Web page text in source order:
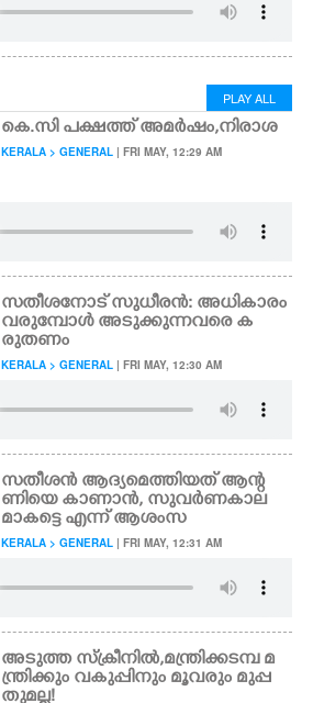
PLAY ALL
കെ.സി പക്ഷത്ത് അമർഷം,നിരാശ
KERALA > GENERAL | FRI MAY, 12:29 AM
സതീശനോട് സുധീരൻ: അധികാരം
വരുമ്പോൾ അടുക്കുന്നവരെ ക
രുതണം
KERALA > GENERAL | FRI MAY, 12:30 AM
സതീശൻ ആദ്യമെത്തിയത് ആന്റ
ണിയെ കാണാൻ, സുവർണകാല
മാകട്ടെ എന്ന് ആശംസ
KERALA > GENERAL | FRI MAY, 12:31 AM
അടുത്ത സ്ക്രീനിൽ,​ മന്ത്രിക്കടമ്പ മ
ന്ത്രിക്കും വകുപ്പിനും മൂവരും മുപ്പ
തുമല്ല!